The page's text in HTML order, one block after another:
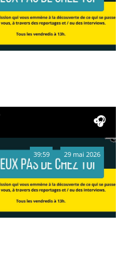
39:59 29 mai 2026